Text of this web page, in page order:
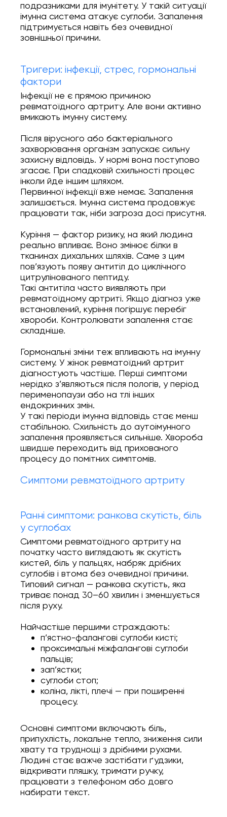
подразниками для імунітету. У такій ситуації
імунна система атакує суглоби. Запалення
підтримується навіть без очевидної
зовнішньої причини.
Тригери: інфекції, стрес, гормональні
фактори
Інфекції не є прямою причиною
ревматоїдного артриту. Але вони активно
вмикають імунну систему.
Після вірусного або бактеріального
захворювання організм запускає сильну
захисну відповідь. У нормі вона поступово
згасає. При спадковій схильності процес
інколи йде іншим шляхом.
Первинної інфекції вже немає. Запалення
залишається. Імунна система продовжує
працювати так, ніби загроза досі присутня.
Куріння — фактор ризику, на який людина
реально впливає. Воно змінює білки в
тканинах дихальних шляхів. Саме з цим
пов’язують появу антитіл до циклічного
цитрулінованого пептиду.
Такі антитіла часто виявляють при
ревматоїдному артриті. Якщо діагноз уже
встановлений, куріння погіршує перебіг
хвороби. Контролювати запалення стає
складніше.
Гормональні зміни теж впливають на імунну
систему. У жінок ревматоїдний артрит
діагностують частіше. Перші симптоми
нерідко з’являються після пологів, у період
перименопаузи або на тлі інших
ендокринних змін.
У такі періоди імунна відповідь стає менш
стабільною. Схильність до аутоімунного
запалення проявляється сильніше. Хвороба
швидше переходить від прихованого
процесу до помітних симптомів.
Симптоми ревматоїдного артриту
Ранні симптоми: ранкова скутість, біль
у суглобах
Симптоми ревматоїдного артриту на
початку часто виглядають як скутість
кистей, біль у пальцях, набряк дрібних
суглобів і втома без очевидної причини.
Типовий сигнал — ранкова скутість, яка
триває понад 30–60 хвилин і зменшується
після руху.
Найчастіше першими страждають:
п’ястно-фалангові суглоби кисті;
проксимальні міжфалангові суглоби
пальців;
зап’ястки;
суглоби стоп;
коліна, лікті, плечі — при поширенні
процесу.
Основні симптоми включають біль,
припухлість, локальне тепло, зниження сили
хвату та труднощі з дрібними рухами.
Людині стає важче застібати ґудзики,
відкривати пляшку, тримати ручку,
працювати з телефоном або довго
набирати текст.